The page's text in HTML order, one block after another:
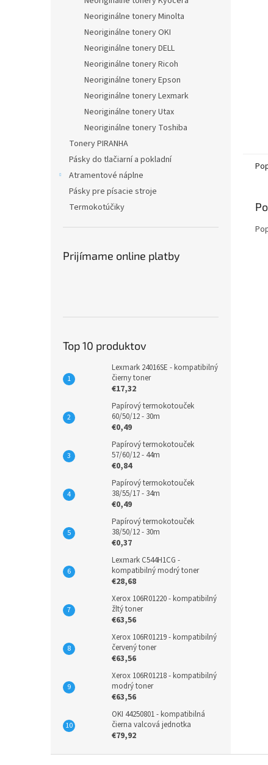
Neoriginálne tonery Minolta
Neoriginálne tonery OKI
Neoriginálne tonery DELL
Neoriginálne tonery Ricoh
Neoriginálne tonery Epson
Neoriginálne tonery Lexmark
Neoriginálne tonery Utax
Neoriginálne tonery Toshiba
Tonery PIRANHA
Pásky do tlačiarní a pokladní
Atramentové náplne
Pásky pre písacie stroje
Termokotúčiky
Prijímame online platby
Top 10 produktov
Lexmark 24016SE - kompatibilný
čierny toner
€17,32
Papírový termokotouček
60/50/12 - 30m
€0,49
Papírový termokotouček
57/60/12 - 44m
€0,84
Papírový termokotouček
38/55/17 - 34m
€0,49
Papírový termokotouček
38/50/12 - 30m
€0,37
Lexmark C544H1CG -
kompatibilný modrý toner
€28,68
Xerox 106R01220 - kompatibilný
žltý toner
€63,56
Xerox 106R01219 - kompatibilný
červený toner
€63,56
Xerox 106R01218 - kompatibilný
modrý toner
€63,56
OKI 44250801 - kompatibilná
čierna valcová jednotka
€79,92